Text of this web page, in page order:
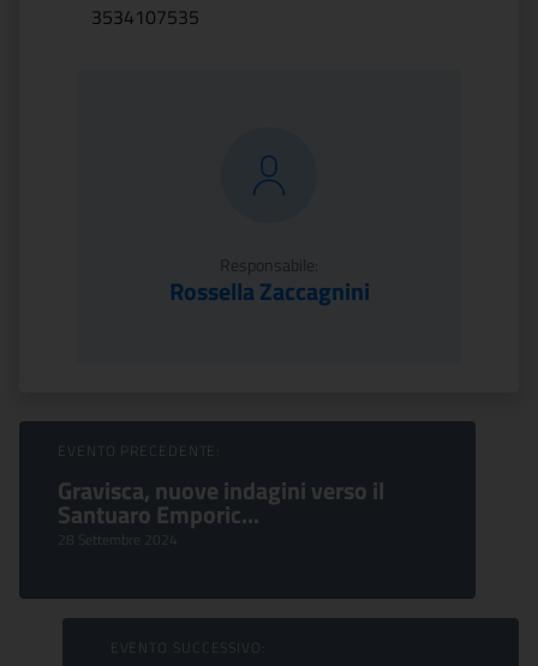
3534107535
Responsabile:
Rossella Zaccagnini
Sfoglia Eventi
EVENTO PRECEDENTE:
Gravisca, nuove indagini verso il
Santuaro Emporic...
28 Settembre 2024
EVENTO SUCCESSIVO: